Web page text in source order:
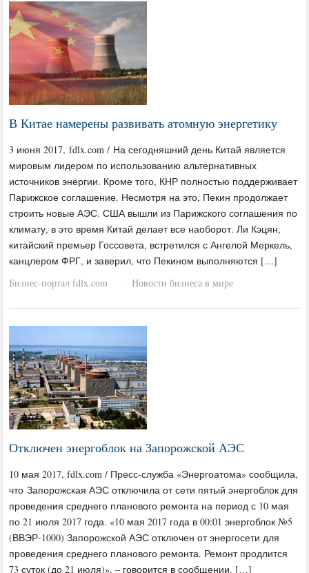
В Китае намерены развивать атомную энергетику
3 июня 2017, fdlx.com / На сегодняшний день Китай является
мировым лидером по использованию альтернативных
источников энергии. Кроме того, КНР полностью поддерживает
Парижское соглашение. Несмотря на это, Пекин продолжает
строить новые АЭС. США вышли из Парижского соглашения по
климату, в это время Китай делает все наоборот. Ли Кэцян,
китайский премьер Госсовета, встретился с Ангелой Меркель,
канцлером ФРГ, и заверил, что Пекином выполняются […]
Бизнес-портал fdlx.com
· Новости бизнеса в мире
Отключен энергоблок на Запорожской АЭС
10 мая 2017, fdlx.com / Пресс-служба «Энергоатома» сообщила,
что Запорожская АЭС отключила от сети пятый энергоблок для
проведения среднего планового ремонта на период с 10 мая
по 21 июля 2017 года. «10 мая 2017 года в 00:01 энергоблок №5
(ВВЭР-1000) Запорожской АЭС отключен от энергосети для
проведения среднего планового ремонта. Ремонт продлится
73 суток (до 21 июля)», – говорится в сообщении. […]